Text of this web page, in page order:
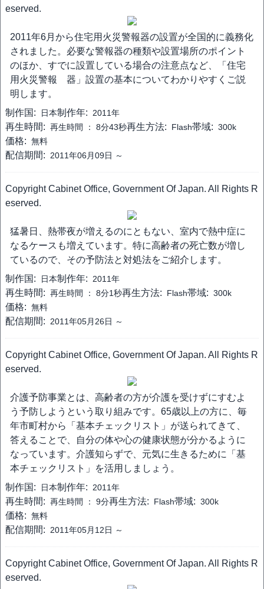
eserved.
2011年6月から住宅用火災警報器の設置が全国的に義務化
されました。必要な警報器の種類や設置場所のポイント
のほか、すでに設置している場合の注意点など、「住宅
用火災警報 器」設置の基本についてわかりやすくご説
明します。
制作国:
日本制作年: 2011年
再生時間: 再生時間 ： 8分43秒再生方法: Flash帯域: 300k
価格: 無料
配信期間: 2011年06月09日 ～
Copyright Cabinet Office, Government Of Japan. All Rights R
eserved.
猛暑日、熱帯夜が増えるのにともない、室内で熱中症に
なるケースも増えています。特に高齢者の死亡数が増し
ているので、その予防法と対処法をご紹介します。
制作国:
日本制作年: 2011年
再生時間: 再生時間 ： 8分1秒再生方法: Flash帯域: 300k
価格: 無料
配信期間: 2011年05月26日 ～
Copyright Cabinet Office, Government Of Japan. All Rights R
eserved.
介護予防事業とは、高齢者の方が介護を受けずにすむよ
う予防しようという取り組みです。65歳以上の方に、毎
年市町村から「基本チェックリスト」が送られてきて、
答えることで、自分の体や心の健康状態が分かるように
なっています。介護知らずで、元気に生きるために「基
本チェックリスト」を活用しましょう。
制作国:
日本制作年: 2011年
再生時間: 再生時間 ： 9分再生方法: Flash帯域: 300k
価格: 無料
配信期間: 2011年05月12日 ～
Copyright Cabinet Office, Government Of Japan. All Rights R
eserved.